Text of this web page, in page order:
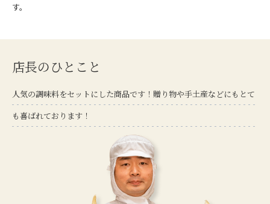
す。
店長のひとこと
人気の調味料をセットにした商品です！贈り物や手土産などにもとて
も喜ばれております！